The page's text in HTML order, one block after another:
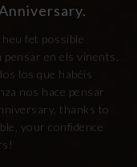
fet possible
en els vinents.
los que habéis
nos hace pensar
thanks to
your confidence